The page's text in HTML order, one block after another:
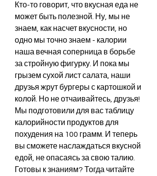
Кто-то говорит, что вкусная еда не
может быть полезной. Ну, мы не
знаем, как насчет вкусности, но
одно мы точно знаем - калории
наша вечная соперница в борьбе
за стройную фигурку. И пока мы
грызем сухой лист салата, наши
друзья жрут бургеры с картошкой и
колой. Но не отчаивайтесь, друзья!
Мы подготовили для вас таблицу
калорийности продуктов для
похудения на 100 грамм. И теперь
вы сможете наслаждаться вкусной
едой, не опасаясь за свою талию.
Готовы к знаниям? Тогда читайте